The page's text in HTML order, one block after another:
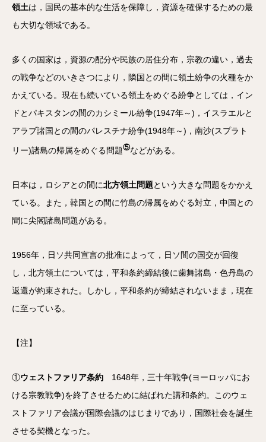
領土は，国民の基本的な生活を保障し，資源を確保するための最
も大切な領域である。
多くの国家は，資源の配分や民族の居住分布，宗教の違い，過去
の戦争などのいきさつにより，隣国との間に領土紛争の火種をか
かえている。現在も続いている領土をめぐる紛争としては，イン
ドとパキスタンの間のカシミール紛争(1947年～)，イスラエルと
アラブ諸国との間のパレスチナ紛争(1948年～)，南沙(スプラト
リー)諸島の帰属をめぐる問題⑤などがある。
日本は，ロシアとの間に北方領土問題という大きな問題をかかえ
ている。また，韓国との間に竹島の帰属をめぐる対立，中国との
間に尖閣諸島問題がある。
1956年，日ソ共同宣言の批准によって，日ソ間の国交が回復
し，北方領土については，平和条約締結後に歯舞諸島・色丹島の
返還が約束された。しかし，平和条約が締結されないまま，現在
に至っている。
【注】
①ウェストファリア条約 1648年，三十年戦争(ヨーロッパにお
ける宗教戦争)を終了させるために結ばれた講和条約。このウェ
ストファリア会議が国際会議のはじまりであり，国際社会を誕生
させる契機となった。